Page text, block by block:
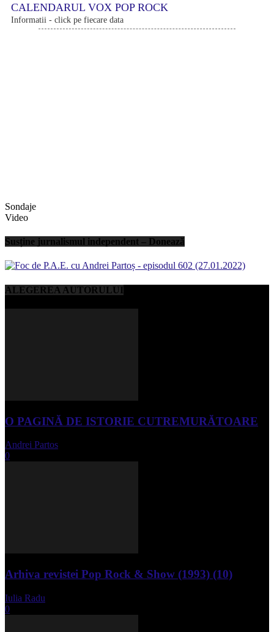
CALENDARUL VOX POP ROCK
Informatii - click pe fiecare data
Sondaje
Video
Susține jurnalismul independent – Donează
ALEGEREA AUTORULUI
O PAGINĂ DE ISTORIE CUTREMURĂTOARE
Andrei Partos
0
Arhiva revistei Pop Rock & Show (1993) (10)
Iulia Radu
0